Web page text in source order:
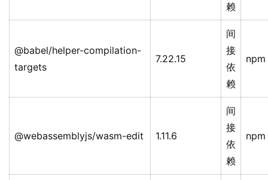
赖
@babel/helper-compilation-
targets
7.22.15
间
接
依
赖
npm
@webassemblyjs/wasm-edit 1.11.6
间
接
依
赖
npm